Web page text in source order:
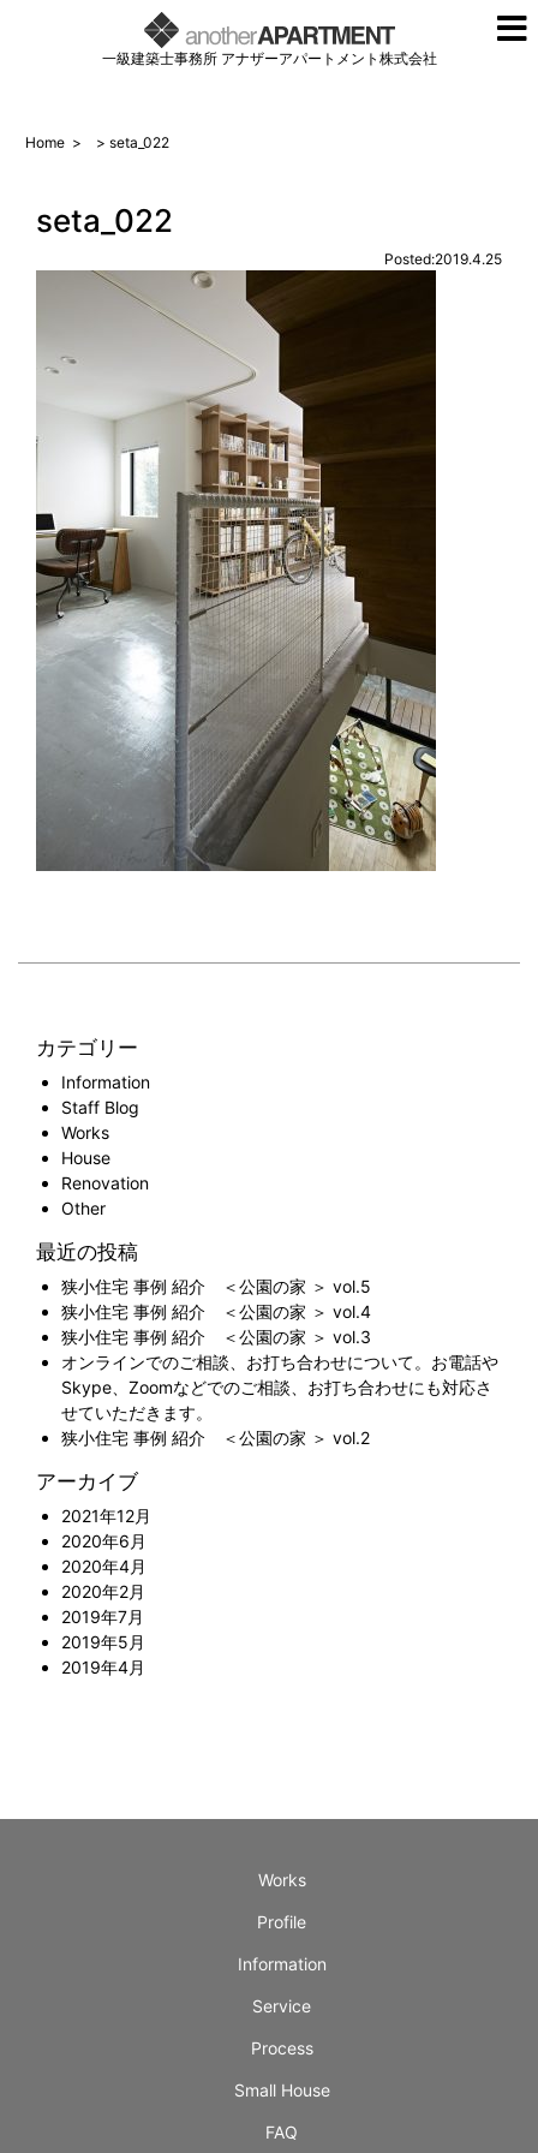
一級建築士事務所 アナザーアパートメント株式会社
Home > > seta_022
seta_022
Posted:2019.4.25
カテゴリー
Information
Staff Blog
Works
House
Renovation
Other
最近の投稿
狭小住宅 事例 紹介 ＜公園の家 ＞ vol.5
狭小住宅 事例 紹介 ＜公園の家 ＞ vol.4
狭小住宅 事例 紹介 ＜公園の家 ＞ vol.3
オンラインでのご相談、お打ち合わせについて。お電話や
Skype、Zoomなどでのご相談、お打ち合わせにも対応さ
せていただきます。
狭小住宅 事例 紹介 ＜公園の家 ＞ vol.2
アーカイブ
2021年12月
2020年6月
2020年4月
2020年2月
2019年7月
2019年5月
2019年4月
Works
Profile
Information
Service
Process
Small House
FAQ